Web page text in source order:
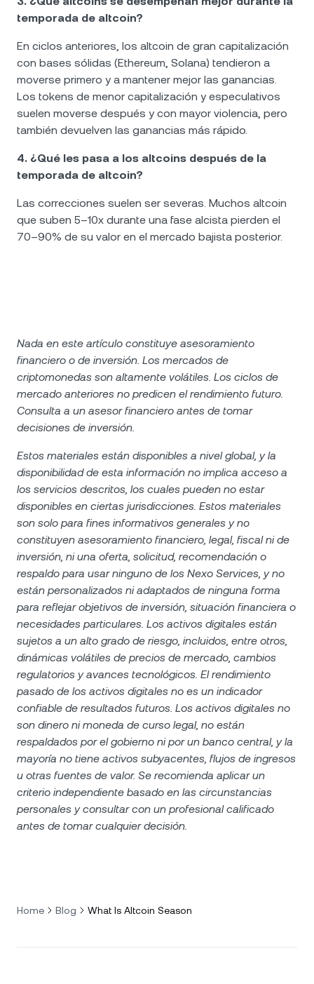
temporada de altcoin?
En ciclos anteriores, los altcoin de gran capitalización
con bases sólidas (Ethereum, Solana) tendieron a
moverse primero y a mantener mejor las ganancias.
Los tokens de menor capitalización y especulativos
suelen moverse después y con mayor violencia, pero
también devuelven las ganancias más rápido.
4. ¿Qué les pasa a los altcoins después de la
temporada de altcoin?
Las correcciones suelen ser severas. Muchos altcoin
que suben 5–10x durante una fase alcista pierden el
70–90% de su valor en el mercado bajista posterior.
Nada en este artículo constituye asesoramiento
financiero o de inversión. Los mercados de
criptomonedas son altamente volátiles. Los ciclos de
mercado anteriores no predicen el rendimiento futuro.
Consulta a un asesor financiero antes de tomar
decisiones de inversión.
Estos materiales están disponibles a nivel global, y la
disponibilidad de esta información no implica acceso a
los servicios descritos, los cuales pueden no estar
disponibles en ciertas jurisdicciones. Estos materiales
son solo para fines informativos generales y no
constituyen asesoramiento financiero, legal, fiscal ni de
inversión, ni una oferta, solicitud, recomendación o
respaldo para usar ninguno de los Nexo Services, y no
están personalizados ni adaptados de ninguna forma
para reflejar objetivos de inversión, situación financiera o
necesidades particulares. Los activos digitales están
sujetos a un alto grado de riesgo, incluidos, entre otros,
dinámicas volátiles de precios de mercado, cambios
regulatorios y avances tecnológicos. El rendimiento
pasado de los activos digitales no es un indicador
confiable de resultados futuros. Los activos digitales no
son dinero ni moneda de curso legal, no están
respaldados por el gobierno ni por un banco central, y la
mayoría no tiene activos subyacentes, flujos de ingresos
u otras fuentes de valor. Se recomienda aplicar un
criterio independiente basado en las circunstancias
personales y consultar con un profesional calificado
antes de tomar cualquier decisión.
Home Blog What Is Altcoin Season